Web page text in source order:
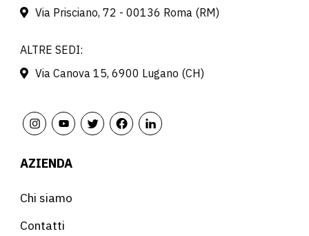
Via Prisciano, 72 - 00136 Roma (RM)
ALTRE SEDI:
Via Canova 15, 6900 Lugano (CH)
AZIENDA
Chi siamo
Contatti